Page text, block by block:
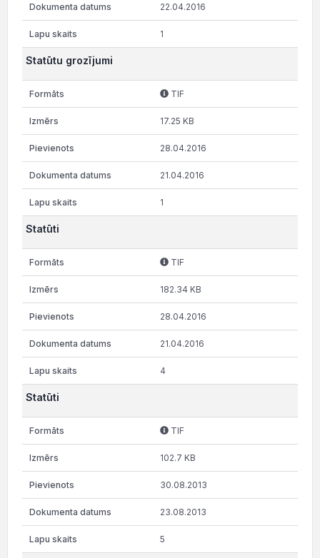
22.04.2016
1
Statūtu grozījumi
TIF
17.25 KB
28.04.2016
21.04.2016
1
Statūti
TIF
182.34 KB
28.04.2016
21.04.2016
4
Statūti
TIF
102.7 KB
30.08.2013
23.08.2013
5